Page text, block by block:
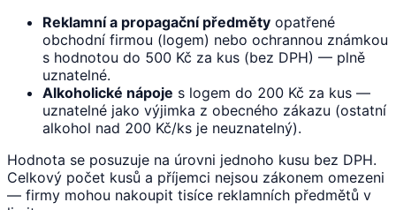
Reklamní a propagační předměty opatřené
obchodní firmou (logem) nebo ochrannou známkou
s hodnotou do 500 Kč za kus (bez DPH) — plně
uznatelné.
Alkoholické nápoje s logem do 200 Kč za kus —
uznatelné jako výjimka z obecného zákazu (ostatní
alkohol nad 200 Kč/ks je neuznatelný).
Hodnota se posuzuje na úrovni jednoho kusu bez DPH.
Celkový počet kusů a příjemci nejsou zákonem omezeni
— firmy mohou nakoupit tisíce reklamních předmětů v